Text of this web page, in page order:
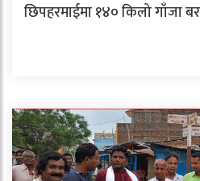
छिपहरमाईमा १४० किलो गाँजा